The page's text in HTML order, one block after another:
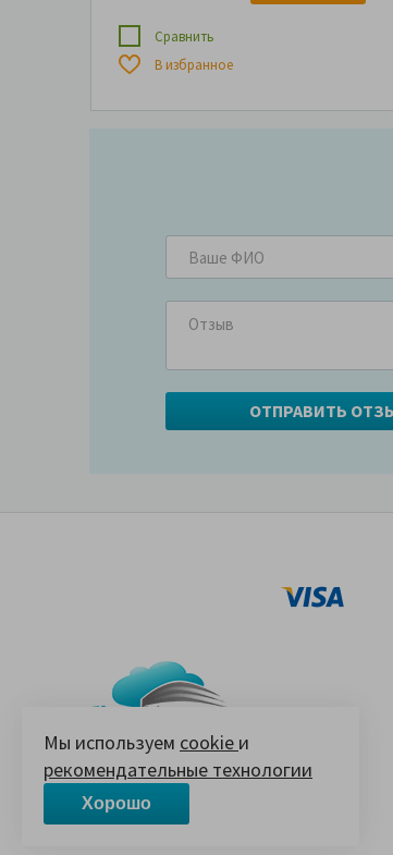
Сравнить
В избранное
© 2005-2026 «Ваш матрас»
14 лет на Яндекс.Маркете
Мы используем cookie и
рекомендательные технологии
Хорошо